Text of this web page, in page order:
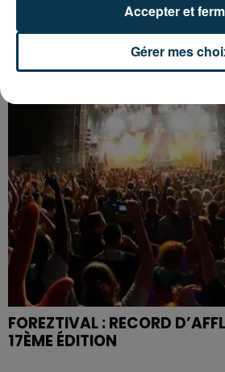
UN CASTING POUR
PAROLES !" ORGANISÉ À
FOREZTIVAL : RECORD
17ÈME ÉDITION
Gérer mes
Accepter et